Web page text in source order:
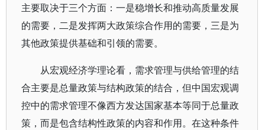
主要取决于三个方面：一是稳增长和推动高质量发展
的需要，二是发挥两大政策综合作用的需要，三是为
其他政策提供基础和引领的需要。
从宏观经济学理论看，需求管理与供给管理的结
合主要是总量政策与结构政策的结合，但中国宏观调
控中的需求管理不像西方发达国家基本等同于总量政
策，而是包含结构性政策的内容和作用。在这种条件